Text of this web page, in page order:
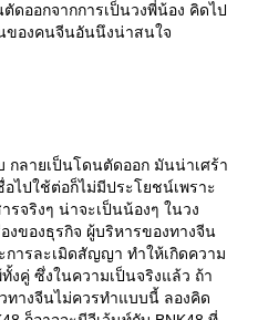
ดออกจากการเป็นวงพี่น้อง คิดไป
ของคนจีนอันนึงน่าสนใจ
กลายเป็นโดนตัดออก มันน่าเศร้า
ไปใช้ต่อก็ไม่มีประโยชน์เพราะ
จริงๆ น่าจะเป็นน้องๆ ในวง
งของธุรกิจ ผู้บริหารของทางจีน
ารละเมิดสัญญา ทำให้เกิดความ
งคู่ ซึ่งในความเป็นจริงแล้ว ถ้า
ทางจีนไม่ควรทำแบบนี้ ลองคิด